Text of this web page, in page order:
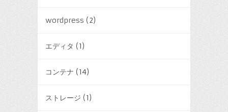
wordpress (2)
エディタ (1)
コンテナ (14)
ストレージ (1)